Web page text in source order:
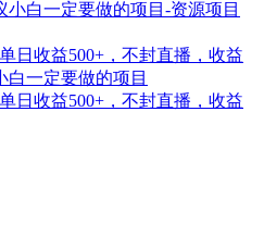
日收益500+，不封直播，收益
白一定要做的项目
日收益500+，不封直播，收益